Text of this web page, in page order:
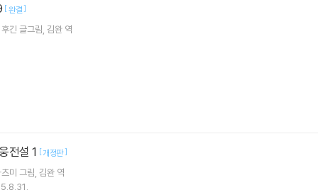
[완결]
긴 글그림 김완 역
전설 1 [개정판]
미 그림 김완 역